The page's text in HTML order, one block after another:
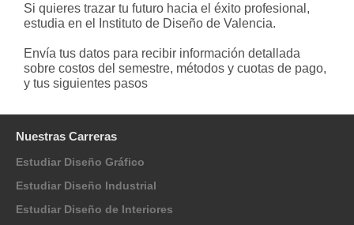
Si quieres trazar tu futuro hacia el éxito profesional,
estudia en el Instituto de Diseño de Valencia.
Envía tus datos para recibir información detallada
sobre costos del semestre, métodos y cuotas de pago,
y tus siguientes pasos
Nuestras Carreras
Estudiar Diseño Gráfico
Estudiar Diseño Industrial
Estudiar Diseño de Interiores